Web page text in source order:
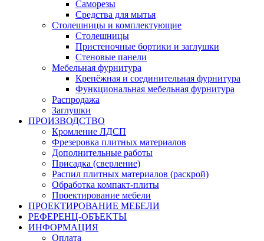
Саморезы
Средства для мытья
Столешницы и комплектующие
Столешницы
Пристеночные бортики и заглушки
Стеновые панели
Мебельная фурнитура
Крепёжная и соединительная фурнитура
Функциональная мебельная фурнитура
Распродажа
Заглушки
ПРОИЗВОДСТВО
Кромление ЛДСП
Фрезеровка плитных материалов
Дополнительные работы
Присадка (сверление)
Распил плитных материалов (раскрой)
Обработка компакт-плиты
Проектирование мебели
ПРОЕКТИРОВАНИЕ МЕБЕЛИ
РЕФЕРЕНЦ-ОБЪЕKТЫ
ИНФОРМАЦИЯ
Оплата